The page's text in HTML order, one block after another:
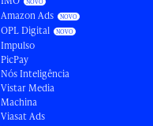
Amazon Ads
OPL Digital
Impulso
PicPay
Nós Inteligência
Vistar Media
Machina
Viasat Ads